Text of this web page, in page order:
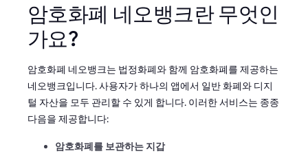
암호화폐 네오뱅크란 무엇인
가요?
암호화폐 네오뱅크는 법정화폐와 함께 암호화폐를 제공하는
네오뱅크입니다. 사용자가 하나의 앱에서 일반 화폐와 디지
털 자산을 모두 관리할 수 있게 합니다. 이러한 서비스는 종종
다음을 제공합니다:
암호화폐를 보관하는 지갑